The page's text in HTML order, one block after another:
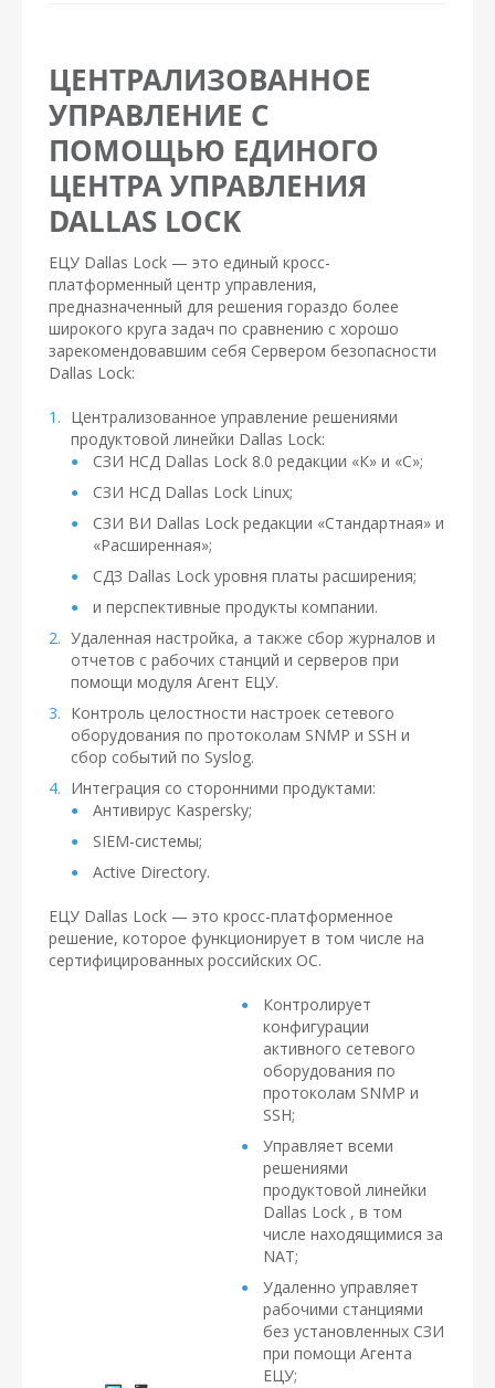
ЦЕНТРАЛИЗОВАННОЕ
УПРАВЛЕНИЕ С
ПОМОЩЬЮ ЕДИНОГО
ЦЕНТРА УПРАВЛЕНИЯ
DALLAS LOCK
ЕЦУ Dallas Lock — это единый кросс-
платформенный центр управления,
предназначенный для решения гораздо более
широкого круга задач по сравнению с хорошо
зарекомендовавшим себя Сервером безопасности
Dallas Lock:
Централизованное управление решениями
продуктовой линейки Dallas Lock:
СЗИ НСД Dallas Lock 8.0 редакции «К» и «С»;
СЗИ НСД Dallas Lock Linux;
СЗИ ВИ Dallas Lock редакции «Стандартная» и
«Расширенная»;
СДЗ Dallas Lock уровня платы расширения;
и перспективные продукты компании.
Удаленная настройка, а также сбор журналов и
отчетов с рабочих станций и серверов при
помощи модуля Агент ЕЦУ.
Контроль целостности настроек сетевого
оборудования по протоколам SNMP и SSH и
сбор событий по Syslog.
Интеграция со сторонними продуктами:
Антивирус Kaspersky;
SIEM-системы;
Active Directory.
ЕЦУ Dallas Lock — это кросс-платформенное
решение, которое функционирует в том числе на
сертифицированных российских ОС.
Контролирует
конфигурации
активного сетевого
оборудования по
протоколам SNMP и
SSH;
Управляет всеми
решениями
продуктовой линейки
Dallas Lock , в том
числе находящимися за
NAT;
Удаленно управляет
рабочими станциями
без установленных СЗИ
при помощи Агента
ЕЦУ;